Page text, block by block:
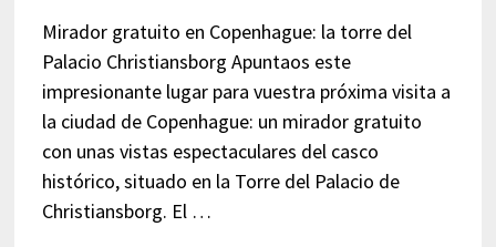
Mirador gratuito en Copenhague: la torre del
Palacio Christiansborg Apuntaos este
impresionante lugar para vuestra próxima visita a
la ciudad de Copenhague: un mirador gratuito
con unas vistas espectaculares del casco
histórico, situado en la Torre del Palacio de
Christiansborg. El …